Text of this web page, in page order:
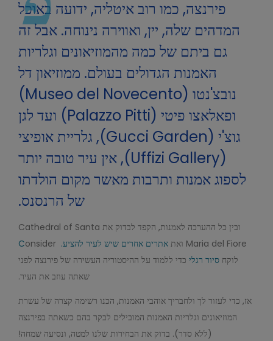
פירנצה, כמו רוב איטליה, ידועה באוכל
המדהים שלה, יין, ואווירה נינוחה. אבל זה
גם ביתם של כמה מהמוזיאונים וגלריות
האמנות הגדולים בעולם. ממוזיאון דל
נובצ'נטו (Museo del Novecento)
ופאלאצו פיטי (Palazzo Pitti) ועד לגן
גוצ'י (Gucci Garden), גלריית אופיצי
(Uffizi Gallery), אין עיר טובה יותר
לספוג אמנות ותרבות מאשר מקום הולדתו
של הרנסנס.
ובין כל ההערכה לאמנות, הקפד לבדוק את Cathedral of Santa
Maria del Fiore ואת
אתרים אחרים שיש לעיר להציע. C onsider
לוקח סיור רגלי כדי ללמוד על ההיסטוריה העשירה של פירנצה לפני
שאתה עוזב את העיר.
אז, כדי לעזור לך ולחבריך אוהבי האמנות, הכנו רשימה קצרה של עשרת
המוזיאונים וגלריות האמנות המובילים לבקר בהם כשאתה בפירנצה
(ללא סדר). בדוק את הבחירות שלנו למטה, ונסיעה שמחה!